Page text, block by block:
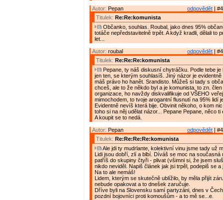
odpovědět |
Autor: Pepan
Titulek: Re:Re:komunista
Občanko, souhlas. Roubal, jako dnes 95%
totáče nepředstavitelně trpět. A když kradli, dělali to
let...
odpovědět |
Autor: roubal
Titulek: Re:Re:Re:komunista
Pepane, ty náš diskusní chytráčku. Podle tebe
jen ten, se kterým souhlasíš. Jiný názor je
máš právo ho hanět. Srandisto. Můžeš si tady s
chceš, ale to že někdo byl a je komunista, to zn.
organizace, ho navždy diskvalifikuje od VŠEHO
mimochodem, to tvoje arogantní flusnutí na 95% lidí
Evidentně nevíš která bije. Obvinit někoho, o kom
toho si na něj udělat názor... Pepane Pepane, něco
A koupit se to nedá.
odpovědět |
Autor: Pepan
Titulek: Re:Re:Re:Re:komunista
Ale jdi ty mudrlante, kolektivní vinu jsme tady už
Lidi jsou dobří, zlí a blbí. Díváš se moc na současná
patříš do skupiny čtyři - plivat (všimni si, že jsem
nikdo neviděl. Napiš článek jak jsi trpěl, podepiš se a
Na to ale nemáš!
Lidem, kterým se skutečně ublížilo, by měla přijít
nebude opakovat a to dnešek zaručuje.
Dříve byli na Slovensku samí partyzáni, dnes v
pozdní bojovníci proti komoušům - a to mě se...e.